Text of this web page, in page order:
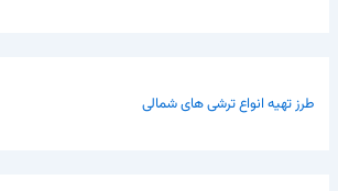
طرز تهیه انواع ترشی های شمالی